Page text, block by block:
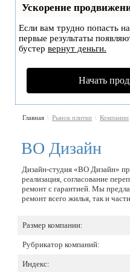
Ускорение
Если вам трудно попасть
первые результаты
бустер вернут деньги.
Начать
Главная \ Рынок плитки \ Компании
ВО Дизайн
Дизайн-студия «ВО Дизайн»
реализация, согласование
ремонт с гарантией. Мы
ремонт всего жилья, так и
Размер компании:
Рубрикатор компаний:
Индекс: